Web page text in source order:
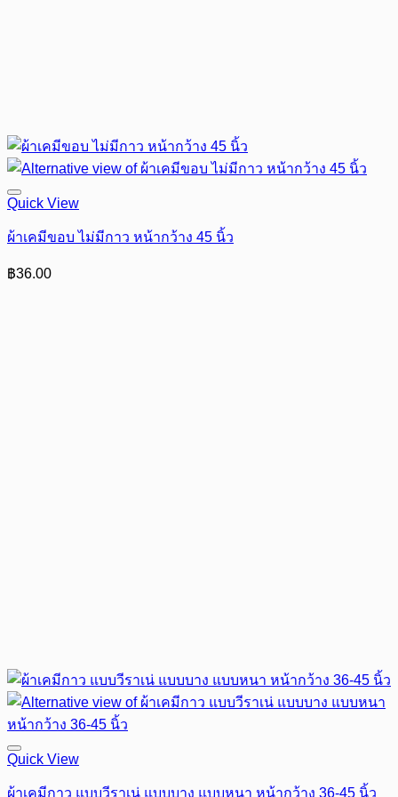
Quick View
ผ้าเคมีขอบ ไม่มีกาว หน้ากว้าง 45 นิ้ว
฿36.00
Quick View
ผ้าเคมีกาว แบบวีราเน่ แบบบาง แบบหนา หน้ากว้าง 36-45 นิ้ว